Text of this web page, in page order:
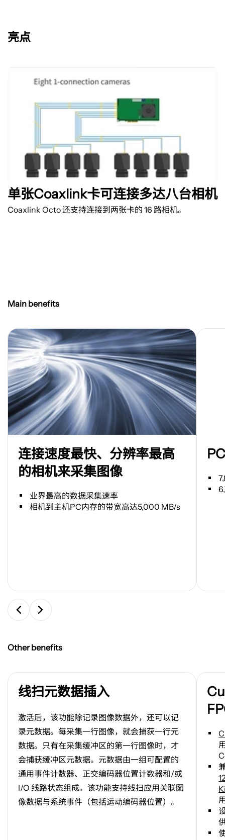
亮点
单张Coaxlink卡可连接多达八台相机
Coaxlink Octo还支持连接到两张卡的 16 路相机。
Main benefits
连接速度最快、分辨率最高
的相机来采集图像
业界最高的数据采集速率
相机到主机PC内存的带宽高达5,000 MB/s
Other benefits
线扫元数据插入
激活后，该功能除记录图像数据外，还可以记
录元数据。每采集一行图像，就会捕获一行元
数据。只有在采集缓冲区的第一行图像时，才
会捕获缓冲区元数据。元数据由一组可配置的
通用事件计数器、正交编码器位置计数器和/或
I/O 线路状态组成。该功能支持线扫应用关联图
像数据与系统事件（包括运动编码器位置）。
您
自
的